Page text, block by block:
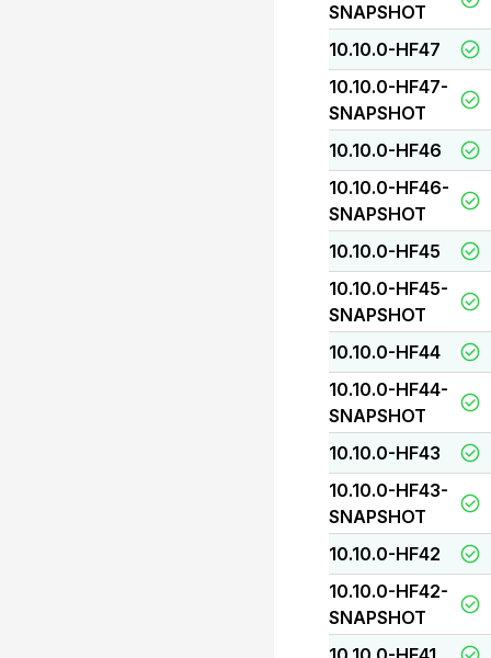
SNAPSHOT
10.10.0-HF47
10.10.0-HF47-
SNAPSHOT
10.10.0-HF46
10.10.0-HF46-
SNAPSHOT
10.10.0-HF45
10.10.0-HF45-
SNAPSHOT
10.10.0-HF44
10.10.0-HF44-
SNAPSHOT
10.10.0-HF43
10.10.0-HF43-
SNAPSHOT
10.10.0-HF42
10.10.0-HF42-
SNAPSHOT